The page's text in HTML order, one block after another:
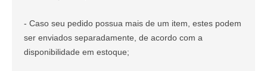
- Caso seu pedido possua mais de um item, estes podem
ser enviados separadamente, de acordo com a
disponibilidade em estoque;